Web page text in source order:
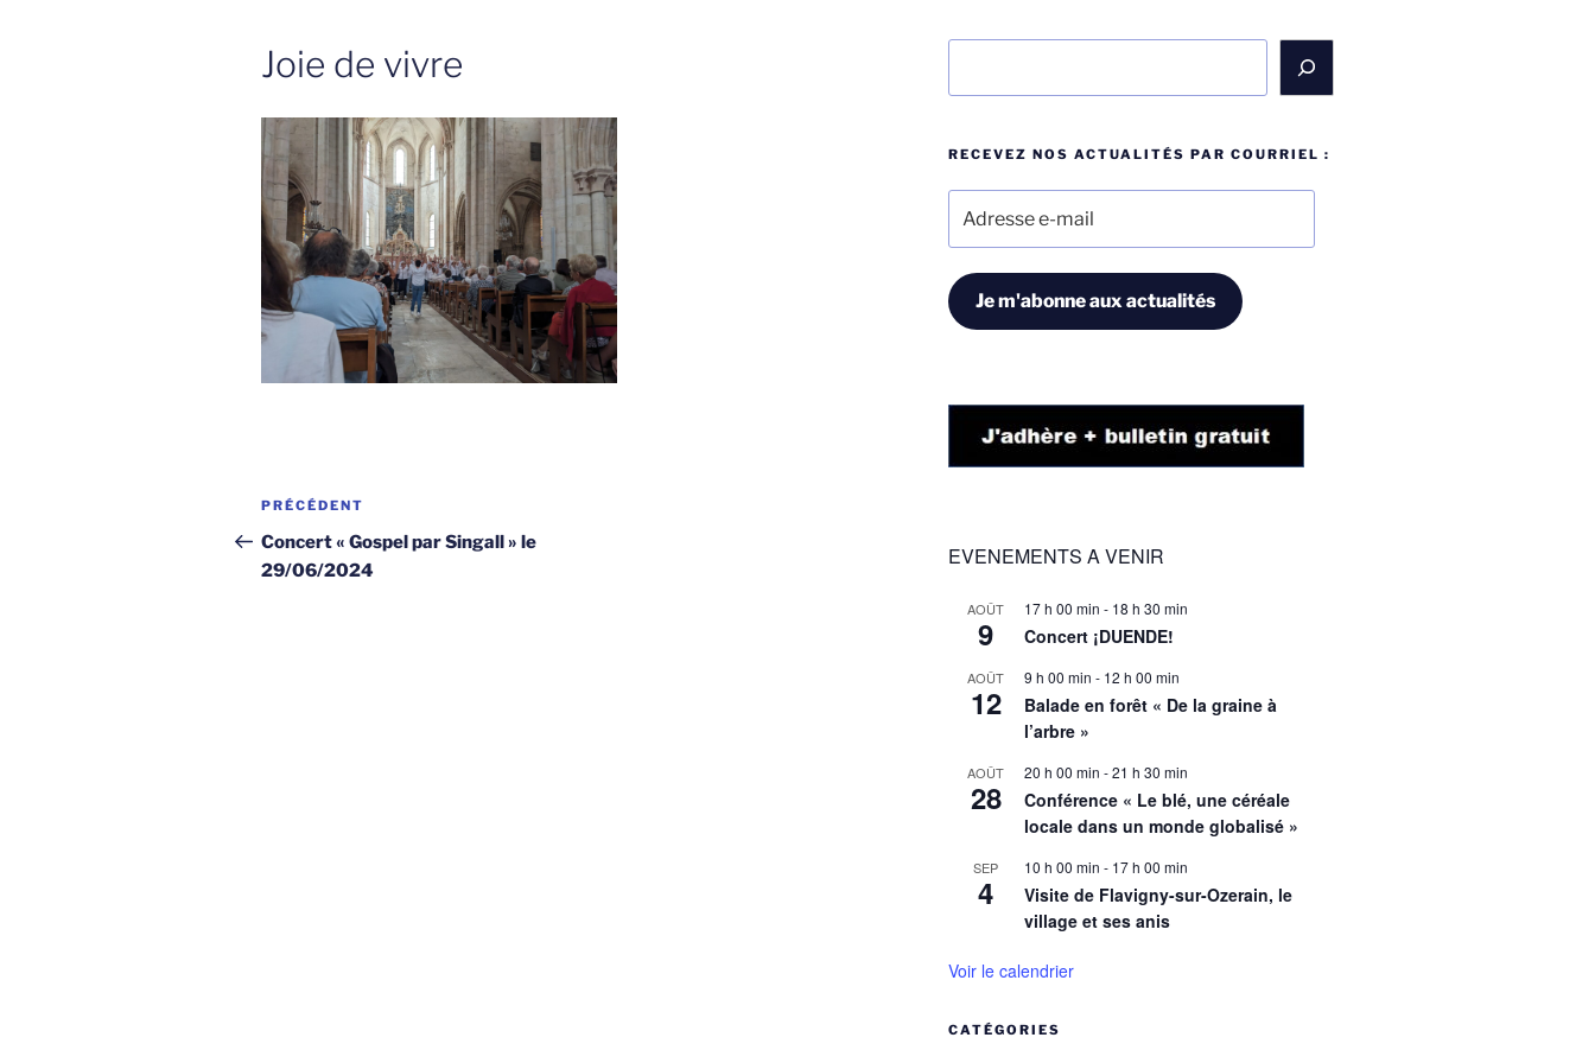
Joie de vivre
Navigation
de
l’article
Article
précédent
PRÉCÉDENT
Concert « Gospel par Singall » le
29/06/2024
RECEVEZ NOS ACTUALITÉS PAR COURRIEL :
mail
Je m'abonne aux actualités
EVENEMENTS A VENIR
AOÛT
9
17 h 00 min - 18 h 30 min
Concert ¡DUENDE!
AOÛT
12
9 h 00 min - 12 h 00 min
Balade en forêt « De la graine à
l’arbre »
AOÛT
28
20 h 00 min -21 h 30 min
Conférence « Le blé, une céréale
locale dans un monde globalisé »
SEP
4
10 h 00 min - 17 h 00 min
Visite de Flavigny-sur-Ozerain, le
village et ses anis
Voir le calendrier
CATÉGORIES